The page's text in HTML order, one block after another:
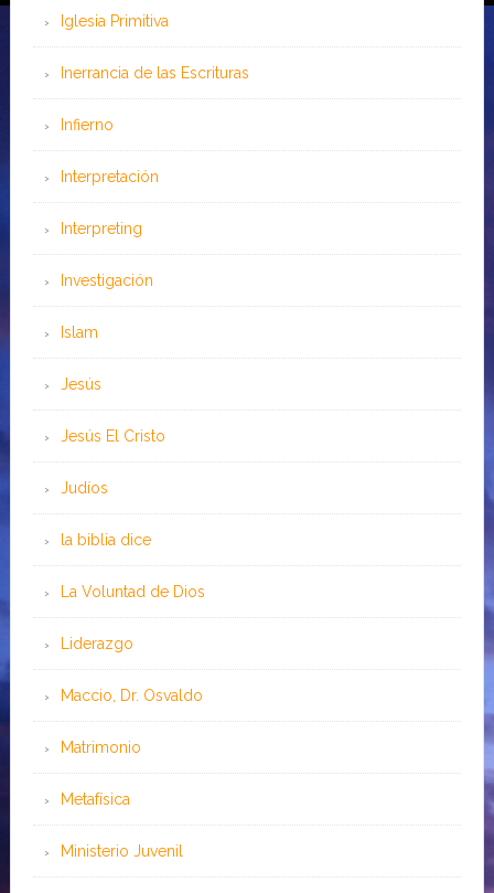
Iglesia Primitiva
Inerrancia de las Escrituras
Infierno
Interpretación
Interpreting
Investigación
Islam
Jesús
Jesús El Cristo
Judíos
la biblia dice
La Voluntad de Dios
Liderazgo
Maccio, Dr. Osvaldo
Matrimonio
Metafísica
Ministerio Juvenil